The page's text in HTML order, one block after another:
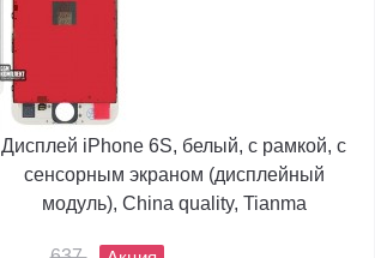
Дисплей iPhone 6S, белый, с рамкой, с
сенсорным экраном (дисплейный
модуль), China quality, Tianma